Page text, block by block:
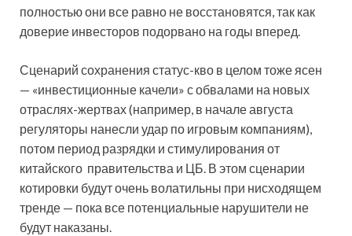
полностью они все равно не восстановятся, так как
доверие инвесторов подорвано на годы вперед.
Сценарий сохранения статус-кво в целом тоже ясен
— «инвестиционные качели» с обвалами на новых
отраслях-жертвах (например, в начале августа
регуляторы нанесли удар по игровым компаниям),
потом период разрядки и стимулирования от
китайского правительства и ЦБ. В этом сценарии
котировки будут очень волатильны при нисходящем
тренде — пока все потенциальные нарушители не
будут наказаны.